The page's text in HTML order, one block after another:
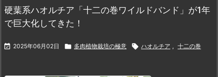
硬葉系ハオルチア「十二の巻ワイルドバンド」が1年
で巨大化してきた！
 2025年06月02日  多肉植物栽培の極意  ハオルチア , 十二の巻